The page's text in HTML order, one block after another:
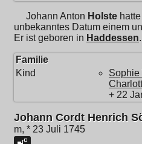
Johann Anton Holste
unbekanntes Datum einem
Er ist geboren in Haddessen.
Familie
Kind
Sophie
+ 22
Johann Cordt Henrich
m, * 23 Juli 1745